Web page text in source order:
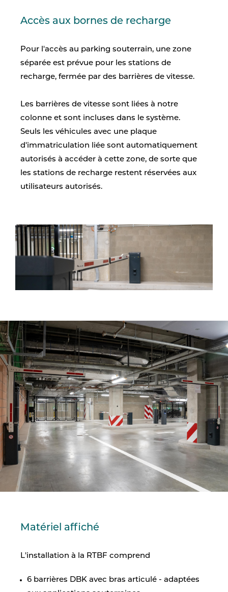
Accès aux bornes de recharge
Pour l'accès au parking souterrain, une zone
séparée est prévue pour les stations de
recharge, fermée par des barrières de vitesse.
Les barrières de vitesse sont liées à notre
colonne et sont incluses dans le système.
Seuls les véhicules avec une plaque
d'immatriculation liée sont automatiquement
autorisés à accéder à cette zone, de sorte que
les stations de recharge restent réservées aux
utilisateurs autorisés.
Matériel affiché
L'installation à la RTBF comprend
6 barrières DBK avec bras articulé - adaptées